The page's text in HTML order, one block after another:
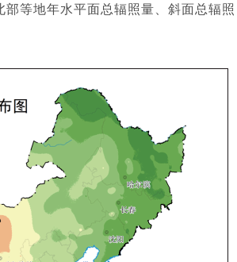
等地年水平面总辐照量、斜面总辐照